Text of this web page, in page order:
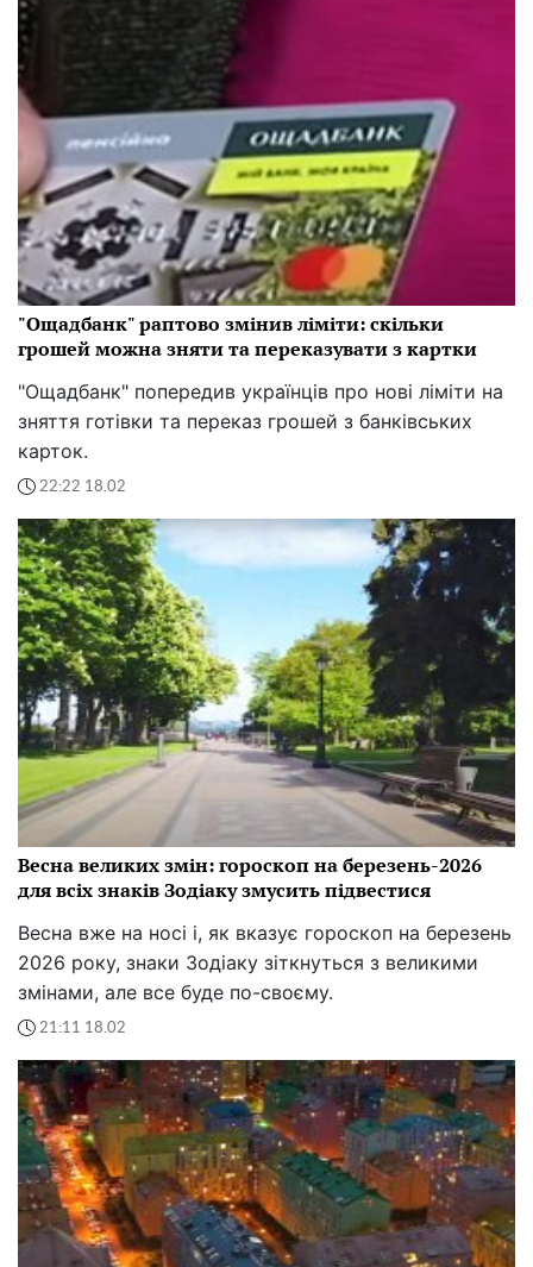
"Ощадбанк" раптово змінив ліміти: скільки
грошей можна зняти та переказувати з картки
"Ощадбанк" попередив українців про нові ліміти на
зняття готівки та переказ грошей з банківських
карток.
22:22 18.02
Весна великих змін: гороскоп на березень-2026
для всіх знаків Зодіаку змусить підвестися
Весна вже на носі і, як вказує гороскоп на березень
2026 року, знаки Зодіаку зіткнуться з великими
змінами, але все буде по-своєму.
21:11 18.02